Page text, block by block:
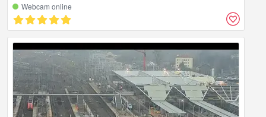
Webcam online